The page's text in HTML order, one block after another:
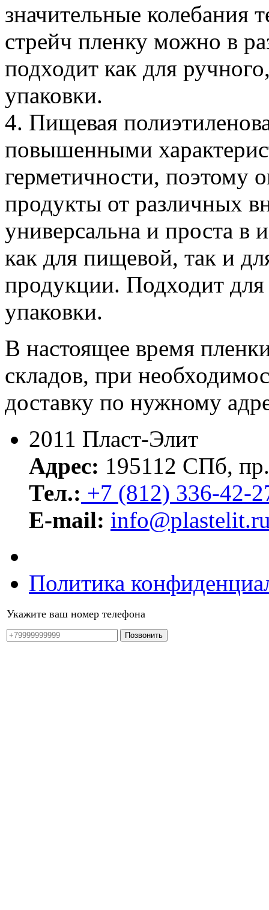
значительные колебания
стрейч пленку можно в
подходит как для
упаковки.
4. Пищевая
повышенными
герметичности, поэтому
продукты от различных
универсальна и проста в
как для пищевой, так и
продукции. Подходит
упаковки.
В настоящее время
складов, при
доставку по нужному
2011 Пласт-Элит
Адрес: 195112 СПб,
Тел.: +7 (812) 336-42-
E-mail:
Политика
Укажите ваш номер телефона